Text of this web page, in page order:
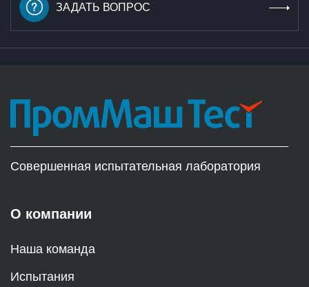
ЗАДАТЬ ВОПРОС
Совершенная испытательная лаборатория
О компании
Наша команда
Испытания